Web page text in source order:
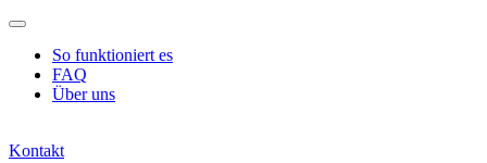
Zum
springenSo funktioniert es
FAQ
Über uns
Kontakt